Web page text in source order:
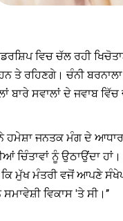
ਵਿਚ ਚੱਲ ਰਹੀ
ਤੇ ਰਹਿਣਗੇ। ਚੰਨੀ
ਸਵਾਲਾਂ ਦੇ ਜਵਾਬ ਵਿੱਚ
ਹਮੇਸ਼ਾ ਜਨਤਕ ਮੰਗ ਦੇ
ਚਿੰਤਾਵਾਂ ਨੂੰ ਉਠਾਉਂਦਾ
ਮੁੱਖ ਮੰਤਰੀ ਵਜੋਂ ਆਪਣੇ
ਵਿਕਾਸ 'ਤੇ ਸੀ।’’